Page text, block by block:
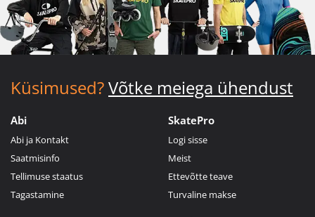
Küsimused?Võtke meiega ühendust
Abi
Abi ja Kontakt
Saatmisinfo
Tellimuse staatus
Tagastamine
SkatePro
Logi sisse
Meist
Ettevõtte teave
Turvaline makse